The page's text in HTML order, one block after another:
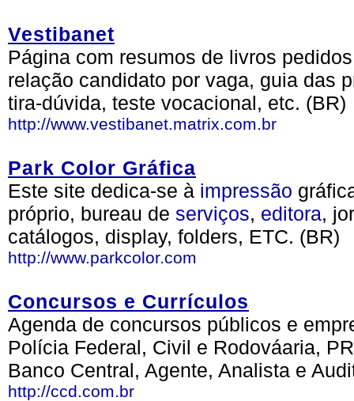
Vestibanet
Página com resumos de livros
relação candidato por vaga, guia das
tira-dúvida, teste vocacional, etc. (BR)
http://www.vestibanet.matrix.com.br
Park Color Gráfica
Este site dedica-se à impressão
próprio, bureau de serviços, editora,
catálogos, display, folders, ETC. (BR)
http://www.parkcolor.com
Concursos e Currículos
Agenda de concursos públicos e
Polícia Federal, Civil e Rodováaria,
Banco Central, Agente, Analista e
http://ccd.com.br